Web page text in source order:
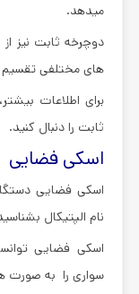
میدهد.
دوچرخه ثابت نیز
های مختلفی
برای اطلاعات
ثابت را دنبال کنید.
اسکی فضایی
اسکی فضایی
نام الپتیکال
اسکی فضایی
سواری را به صورت